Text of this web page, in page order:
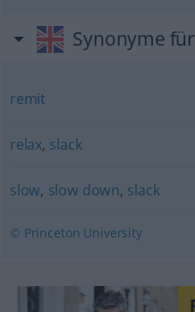
Synonyme
remit
relax, slack
slow, slow down, slack
© Princeton University